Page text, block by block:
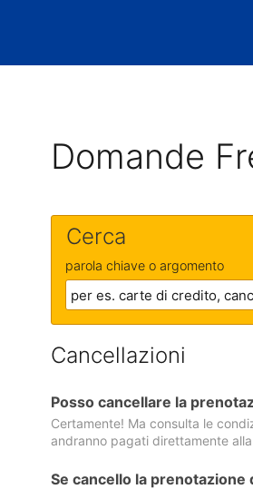
Domande
Cerca
parola chiave o argomento
Cancellazioni
Posso cancellare la
Certamente! Ma consulta le
andranno pagati direttamente
Se cancello la prenotazione